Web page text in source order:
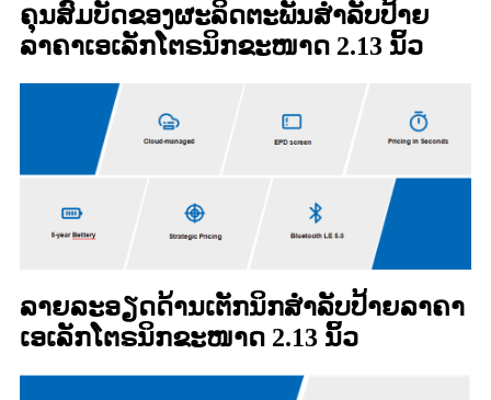
ຄຸນສົມບັດຂອງຜະລິດຕະພັນສຳລັບປ້າຍ
ລາຄາເອເລັກໂຕຣນິກຂະໜາດ 2.13 ນິ້ວ
ລາຍລະອຽດດ້ານເຕັກນິກສຳລັບປ້າຍລາຄາ
ເອເລັກໂຕຣນິກຂະໜາດ 2.13 ນິ້ວ